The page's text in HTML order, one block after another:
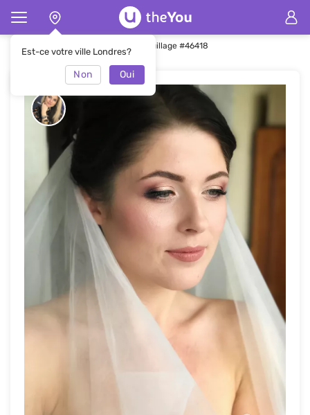
Est-ce votre ville Londres?
Non Oui
Page d'accueil Maquillage Maquillage #46418